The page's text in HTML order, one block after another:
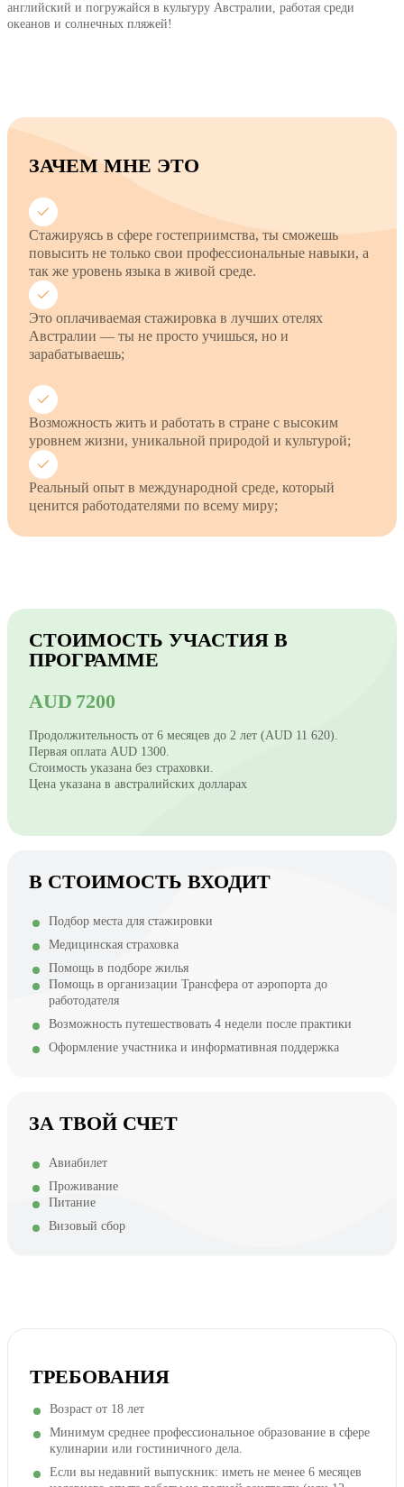
английский и погружайся в культуру Австралии, работая среди
океанов и солнечных пляжей!
ЗАЧЕМ МНЕ ЭТО
Стажируясь в сфере гостеприимства, ты сможешь
повысить не только свои профессиональные навыки, а
так же уровень языка в живой среде.
Это оплачиваемая стажировка в лучших отелях
Австралии — ты не просто учишься, но и
зарабатываешь;
Возможность жить и работать в стране с высоким
уровнем жизни, уникальной природой и культурой;
Реальный опыт в международной среде, который
ценится работодателями по всему миру;
СТОИМОСТЬ УЧАСТИЯ В
ПРОГРАММЕ
AUD 7200
Продолжительность от 6 месяцев до 2 лет (AUD 11 620).
Первая оплата AUD 1300.
Стоимость указана без страховки.
Цена указана в австралийских долларах
В СТОИМОСТЬ ВХОДИТ
Подбор места для стажировки
Медицинская страховка
Помощь в подборе жилья
Помощь в организации Трансфера от аэропорта до
работодателя
Возможность путешествовать 4 недели после практики
Оформление участника и информативная поддержка
ЗА ТВОЙ СЧЕТ
Авиабилет
Проживание
Питание
Визовый сбор
ТРЕБОВАНИЯ
Возраст от 18 лет
Минимум среднее профессиональное образование в сфере
кулинарии или гостиничного дела.
Если вы недавний выпускник: иметь не менее 6 месяцев